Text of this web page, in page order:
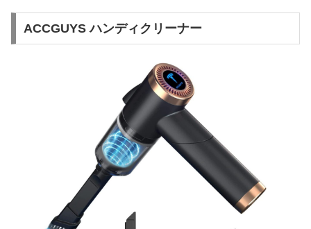
ACCGUYS ハンディクリーナー